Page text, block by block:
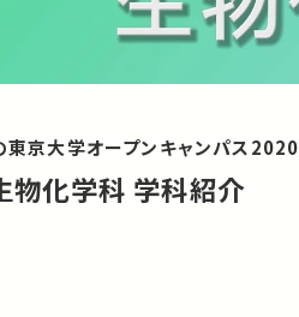
東京大学オープンキャンパス2020
物化学科 学科紹介